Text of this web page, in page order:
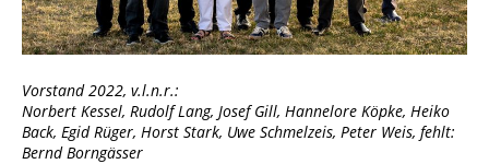
Vorstand 2022, v.l.n.r.:
Norbert Kessel, Rudolf Lang, Josef Gill, Hannelore Köpke, Heiko
Back, Egid Rüger, Horst Stark, Uwe Schmelzeis, Peter Weis, fehlt:
Bernd Borngässer